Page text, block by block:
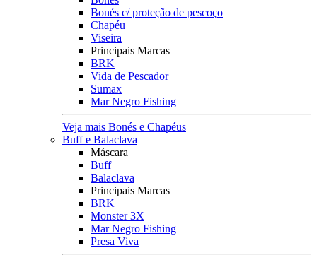
Bonés c/ proteção de pescoço
Chapéu
Viseira
Principais Marcas
BRK
Vida de Pescador
Sumax
Mar Negro Fishing
Veja mais Bonés e Chapéus
Buff e Balaclava
Máscara
Buff
Balaclava
Principais Marcas
BRK
Monster 3X
Mar Negro Fishing
Presa Viva